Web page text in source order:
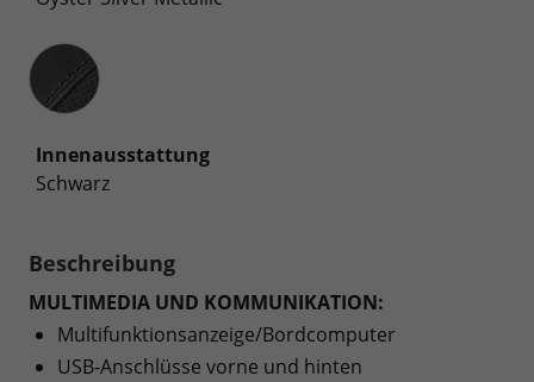
Innenausstattung
Innenausstattung
Schwarz
Beschreibung
MULTIMEDIA UND KOMMUNIKATION:
Multifunktionsanzeige/Bordcomputer
USB-Anschlüsse vorne und hinten